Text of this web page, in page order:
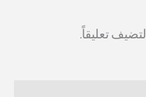
لتضيف تعليقاً.